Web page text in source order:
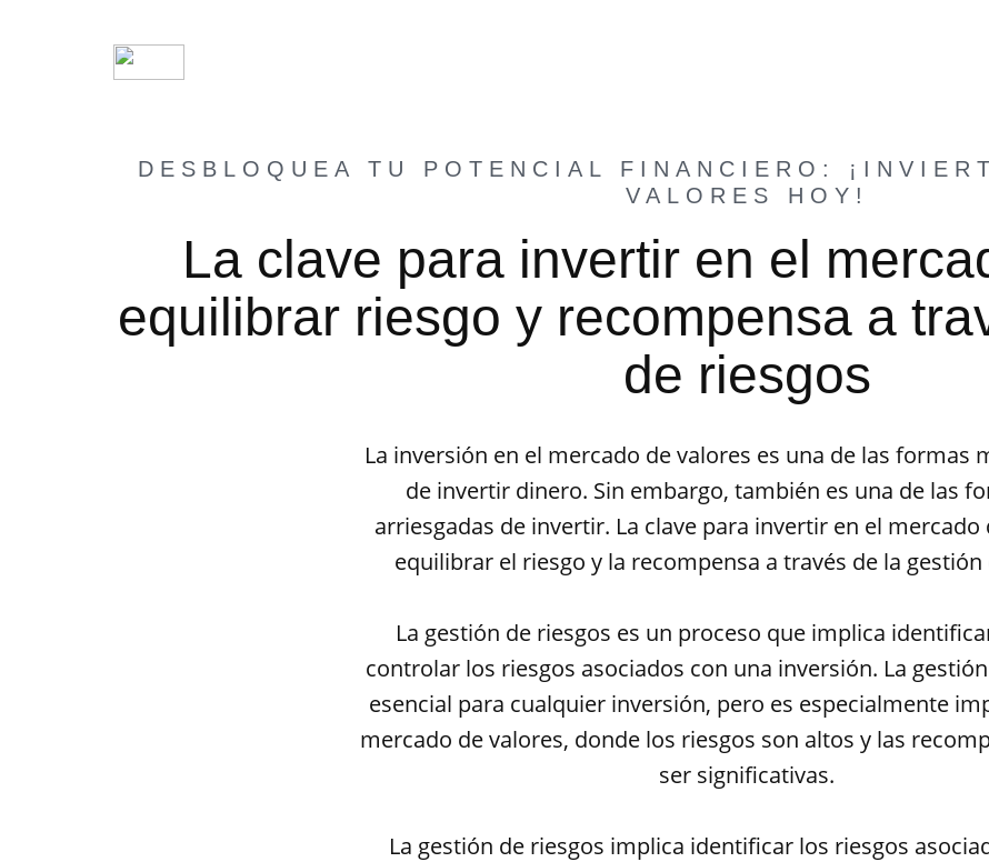
DESBLOQUEA TU POTENCIAL FINANCIERO:
VALORES HOY!
La clave para invertir en el
equilibrar riesgo y recompensa a
de riesgos
La inversión en el mercado de valores es una de las formas
de invertir dinero. Sin embargo, también es una de las
arriesgadas de invertir. La clave para invertir en el mercado
equilibrar el riesgo y la recompensa a través de la gestión
La gestión de riesgos es un proceso que implica
controlar los riesgos asociados con una inversión. La
esencial para cualquier inversión, pero es especialmente
mercado de valores, donde los riesgos son altos y las
ser significativas.
La gestión de riesgos implica identificar los riesgos